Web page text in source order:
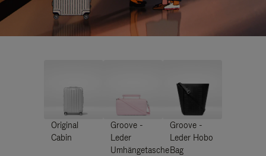
Original
Cabin
Groove -
Leder
Umhängetasche
Groove -
Leder Hobo
Bag